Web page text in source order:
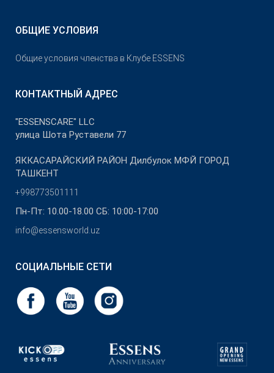
ОБЩИЕ УСЛОВИЯ
Общие условия членства в Клубе ESSENS
КОНТАКТНЫЙ АДРЕС
"ESSENSCARE" LLC
улица Шота Руставели 77
ЯККАСАРАЙСКИЙ РАЙОН Дилбулок МФЙ ГОРОД
ТАШКЕНТ
+998773501111
Пн-Пт: 10.00-18.00 СБ: 10:00-17:00
info@essensworld.uz
СОЦИАЛЬНЫЕ СЕТИ